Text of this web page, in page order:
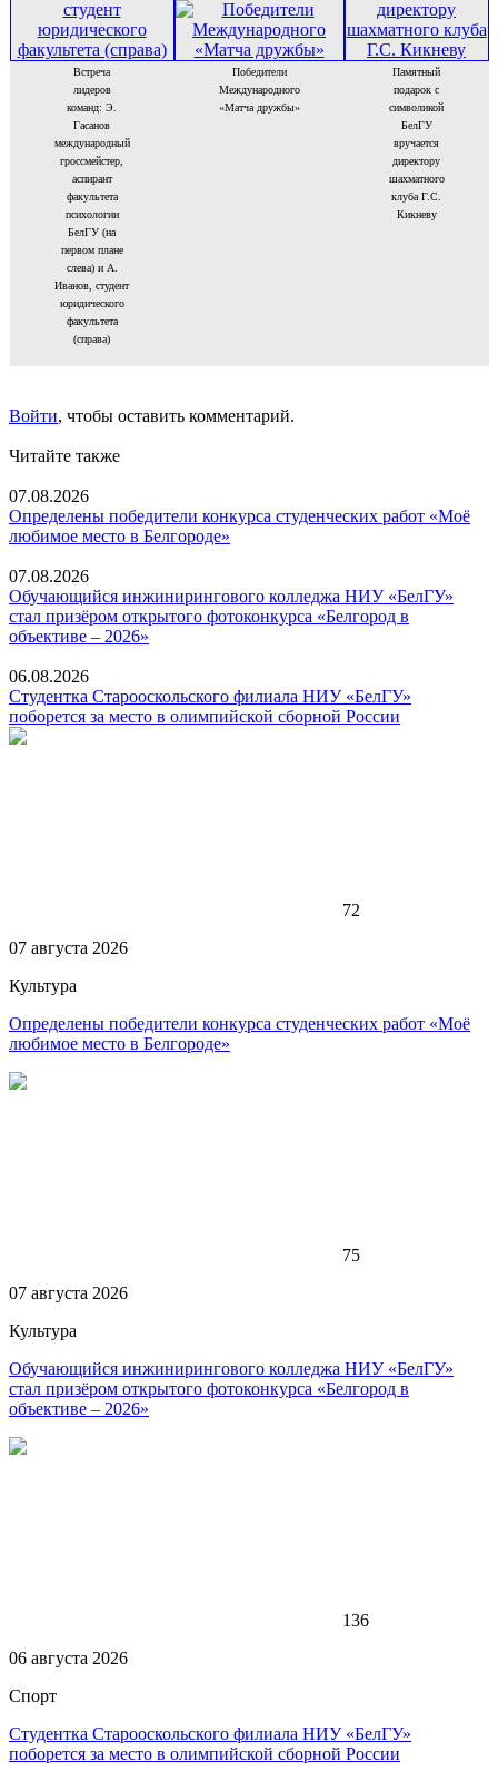
Встреча
лидеров
команд: Э.
Гасанов
международный
гроссмейстер,
аспирант
факультета
психологии
БелГУ (на
первом плане
слева) и А.
Иванов, студент
юридического
факультета
(справа)
Победители
Международного
«Матча дружбы»
Памятный
подарок с
символикой
БелГУ
вручается
директору
шахматного
клуба Г.С.
Кикневу
Войти, чтобы оставить комментарий.
Читайте также
07.08.2026
Определены победители конкурса студенческих работ «Моё
любимое место в Белгороде»
07.08.2026
Обучающийся инжинирингового колледжа НИУ «БелГУ»
стал призёром открытого фотоконкурса «Белгород в
объективе – 2026»
06.08.2026
Студентка Старооскольского филиала НИУ «БелГУ»
поборется за место в олимпийской сборной России
72
07 августа 2026
Культура
Определены победители конкурса студенческих работ «Моё
любимое место в Белгороде»
75
07 августа 2026
Культура
Обучающийся инжинирингового колледжа НИУ «БелГУ»
стал призёром открытого фотоконкурса «Белгород в
объективе – 2026»
136
06 августа 2026
Спорт
Студентка Старооскольского филиала НИУ «БелГУ»
поборется за место в олимпийской сборной России